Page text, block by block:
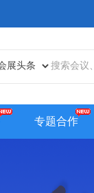
专题合作